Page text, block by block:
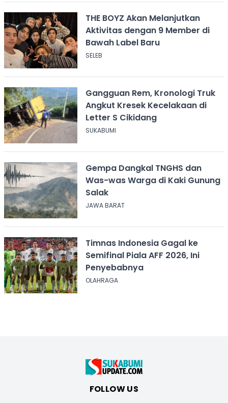
THE BOYZ Akan Melanjutkan
Aktivitas dengan 9 Member di
Bawah Label Baru
SELEB
Gangguan Rem, Kronologi Truk
Angkut Kresek Kecelakaan di
Letter S Cikidang
SUKABUMI
Gempa Dangkal TNGHS dan
Was-was Warga di Kaki Gunung
Salak
JAWA BARAT
Timnas Indonesia Gagal ke
Semifinal Piala AFF 2026, Ini
Penyebabnya
OLAHRAGA
FOLLOW US